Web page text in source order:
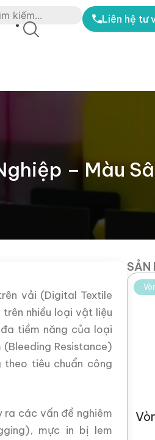
Liên hệ tư
– Màu
vải (Digital Textile
nhiều loại vật liệu
tiềm năng của loại
Resistance)
tiêu chuẩn công
ra các vấn đề nghiêm
mực in bị lem
SẢN